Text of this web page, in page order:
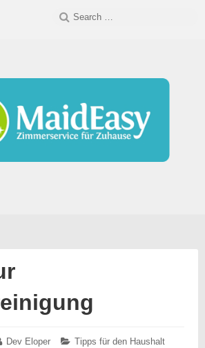
Search
Author:
Dev Eloper Categories:
Tipps für den Haushalt